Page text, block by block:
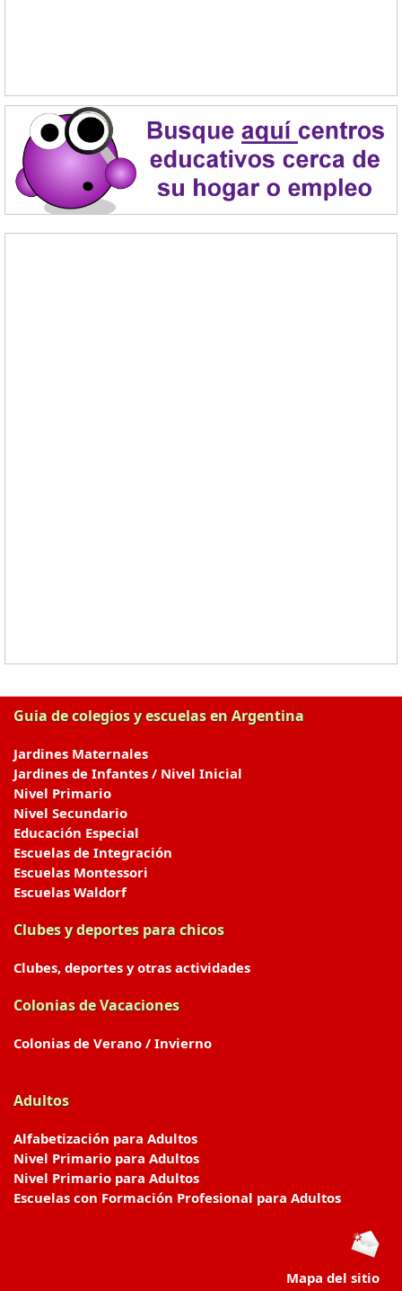
Guia de colegios y escuelas en Argentina
Jardines Maternales
Jardines de Infantes / Nivel Inicial
Nivel Primario
Nivel Secundario
Educación Especial
Escuelas de Integración
Escuelas Montessori
Escuelas Waldorf
Clubes y deportes para chicos
Clubes, deportes y otras actividades
Colonias de Vacaciones
Colonias de Verano / Invierno
Adultos
Alfabetización para Adultos
Nivel Primario para Adultos
Nivel Primario para Adultos
Escuelas con Formación Profesional para Adultos
Mapa del sitio